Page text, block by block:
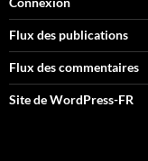
Flux des publications
Flux des commentaires
Site de WordPress-FR